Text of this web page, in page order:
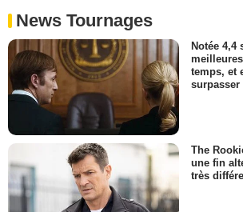
News Tournages
Notée 4,4
temps, et
surpasser
The
une fin
très